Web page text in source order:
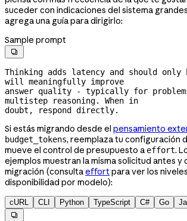
suceder con indicaciones del sistema
agrega una guía para dirigirlo:
Sample prompt

Thinking adds latency and should only
will meaningfully improve
answer quality - typically for
multistep reasoning. When in
doubt, respond directly.
Si estás migrando desde el pensamiento
budget_tokens, reemplaza tu configuración
mueve el control de presupuesto a effort.
ejemplos muestran la misma solicitud antes y
migración (consultaeffortpara ver los
disponibilidad por modelo):
cURL CLI Python TypeScript C# Go
